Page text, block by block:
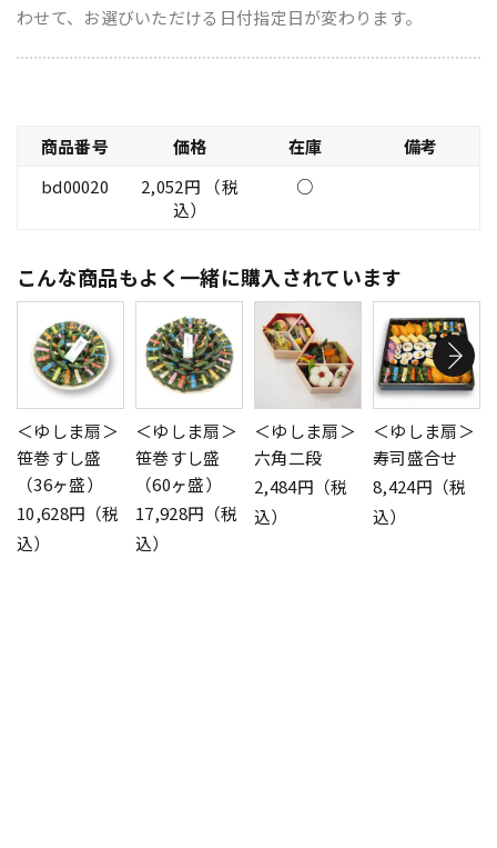
わせて、お選びいただける日付指定日が変わります。
商品番号 価格 在庫
備考
bd00020
2,052円 （税
込）
○
こんな商品もよく一緒に購入されています
＜ゆしま扇＞
笹巻すし盛
（36ヶ盛）
10,628円（税
込）
＜ゆしま扇＞
笹巻すし盛
（60ヶ盛）
17,928円（税
込）
＜ゆしま扇＞
六角二段
2,484円（税
込）
＜ゆしま扇＞
寿司盛合せ
8,424円（税
込）